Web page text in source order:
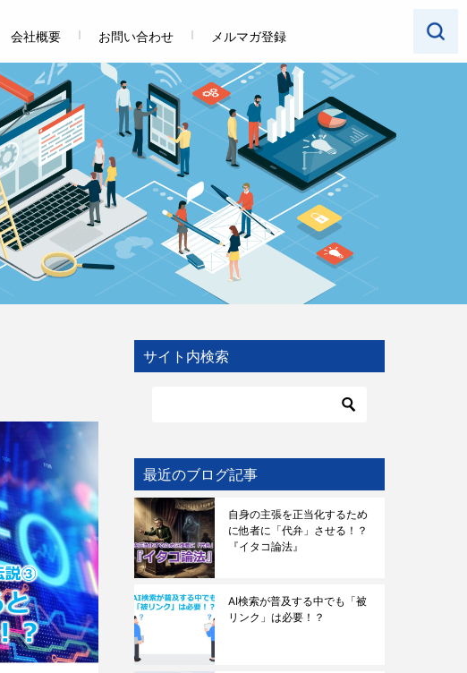
会社概要 お問い合わせ メルマガ登録
サイト内検索
最近のブログ記事
自身の主張を正当化するため
に他者に「代弁」させる！？
『イタコ論法』
AI検索が普及する中でも「被
リンク」は必要！？